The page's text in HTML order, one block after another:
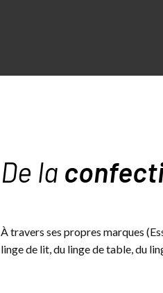
De la
À travers ses propres marques
linge de lit, du linge de table, du